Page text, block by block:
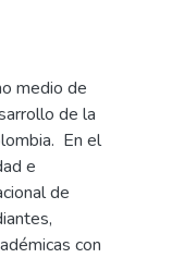
medio de
de la
En el
e
de
con